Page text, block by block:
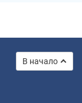
В начало